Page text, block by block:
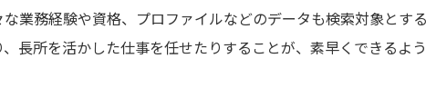
業務経験や資格、プロファイルなどのデータも検索対象とす
長所を活かした仕事を任せたりすることが、素早くできるよう